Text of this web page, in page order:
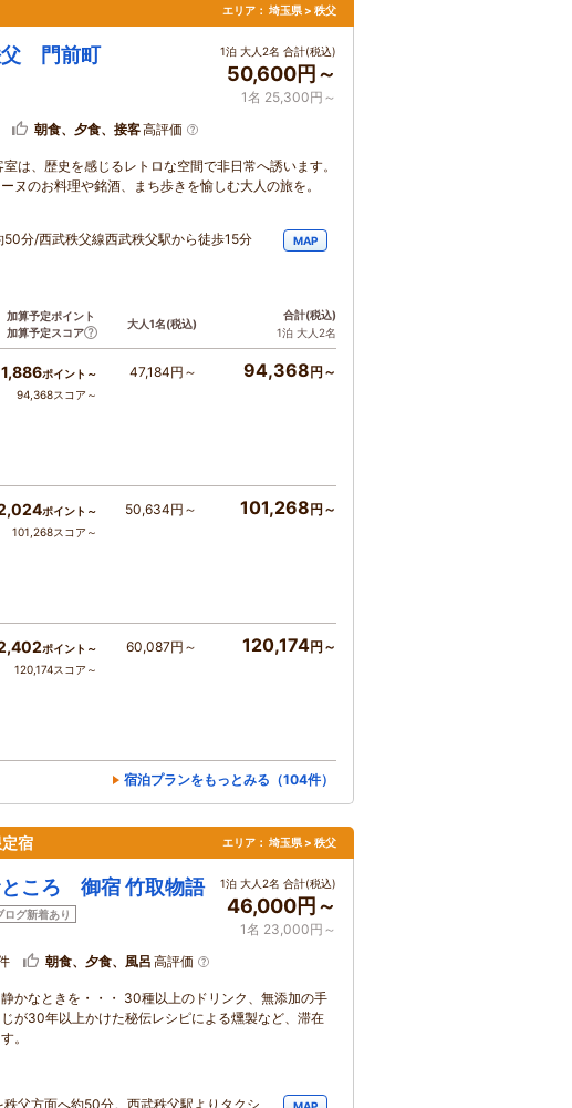
エリア： 埼玉県 > 秩父
父 門前町 1泊 大人2名 合計(税込)
50,600円～
1名 25,300円～
朝食、夕食、接客高評価
は、歴史を感じるレトロな空間で非日常へ誘います。
ヌのお料理や銘酒、まち歩きを愉しむ大人の旅を。
分/西武秩父線西武秩父駅から徒歩15分 MAP
加算予定ポイント
加算予定スコア
大人1名(税込)
合計(税込)
1泊 大人2名
1,886ポイント～
94,368スコア～
47,184円～ 94,368円～
ポイント～
101,268スコア～
50,634円～ 101,268円～
ポイント～
120,174スコア～
60,087円～ 120,174円～
宿泊プランをもっとみる（104件）
宿 エリア： 埼玉県 > 秩父
ころ 御宿 竹取物語
ログ新着あり
1泊 大人2名 合計(税込)
46,000円～
1名 23,000円～
朝食、夕食、風呂 高評価
かなときを・・・ 30種以上のドリンク、無添加の手
が30年以上かけた秘伝レシピによる燻製など、滞在
。
父方面へ約50分。西武秩父駅よりタクシ